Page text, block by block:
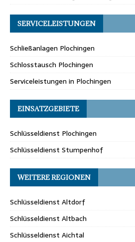
SERVICELEISTUNGEN
Schließanlagen Plochingen
Schlosstausch Plochingen
Serviceleistungen in Plochingen
EINSATZGEBIETE
Schlüsseldienst Plochingen
Schlüsseldienst Stumpenhof
WEITERE REGIONEN
Schlüsseldienst Altdorf
Schlüsseldienst Altbach
Schlüsseldienst Aichtal